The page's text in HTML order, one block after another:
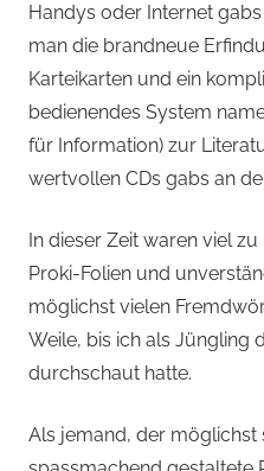
Handys oder Internet
man die brandneue
Karteikarten und ein
bedienendes System
für Information) zur
wertvollen CDs gabs an
In dieser Zeit waren viel
Proki-Folien und
möglichst vielen
Weile, bis ich als Jüngling
durchschaut hatte.
Als jemand, der möglichst